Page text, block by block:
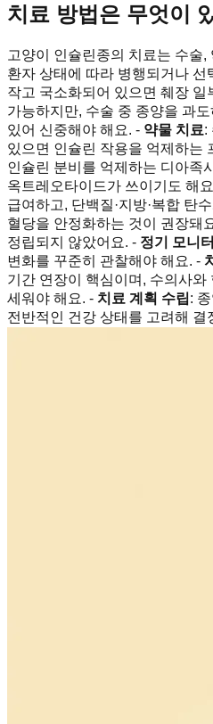
치료 방법은 무엇이
고양이 인슐린종의 치료는 수술,
환자 상태에 따라 병행되거나 선
작고 국소화되어 있으면 췌장 일
가능하지만, 수술 중 종양을 과도
있어 신중해야 해요. - 약물 치료:
있으면 인슐린 작용을 억제하는
인슐린 분비를 억제하는 디아족
옥트레오타이드가 쓰이기도 해
급여하고, 단백질·지방·복합 탄
혈당을 안정화하는 것이 권장돼
정립되지 않았어요. - 정기 모니
변화를 꾸준히 관찰해야 해요. -
기간 연장이 핵심이며, 수의사와
세워야 해요. - 치료 계획 수립:
전반적인 건강 상태를 고려해 결